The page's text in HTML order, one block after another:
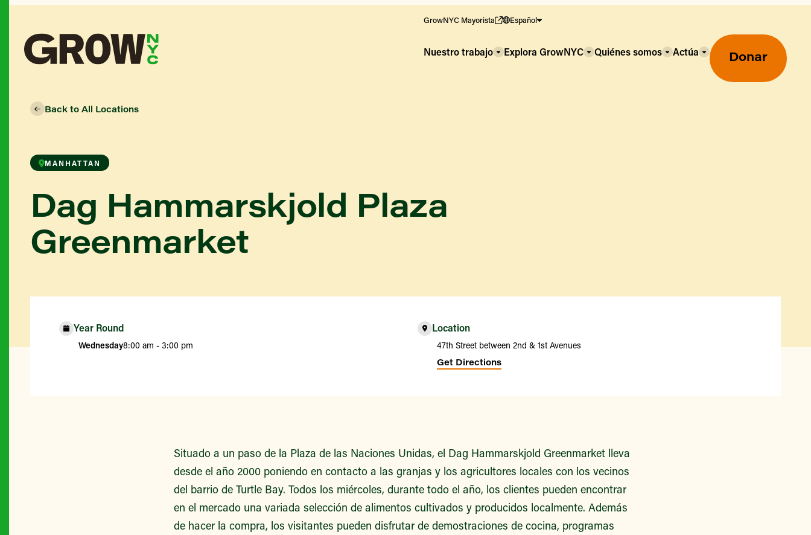
GrowNYC Mayorista Español
Nuestro trabajo
Iniciativas de acceso a los
Explora GrowNYC Quiénes somos Actúa Donar
Back to All Locations
MANHATTAN
Dag Hammarskjold Plaza
Greenmarket
Year Round
Wednesday8:00 am - 3:00 pm
Location
47th Street between 2nd & 1st Avenues
Get Directions
Situado a un paso de la Plaza de las Naciones Unidas, el Dag Hammarskjold Greenmarket lleva
desde el año 2000 poniendo en contacto a las granjas y los agricultores locales con los vecinos
del barrio de Turtle Bay. Todos los miércoles, durante todo el año, los clientes pueden encontrar
en el mercado una variada selección de alimentos cultivados y producidos localmente. Además
de hacer la compra, los visitantes pueden disfrutar de demostraciones de cocina, programas